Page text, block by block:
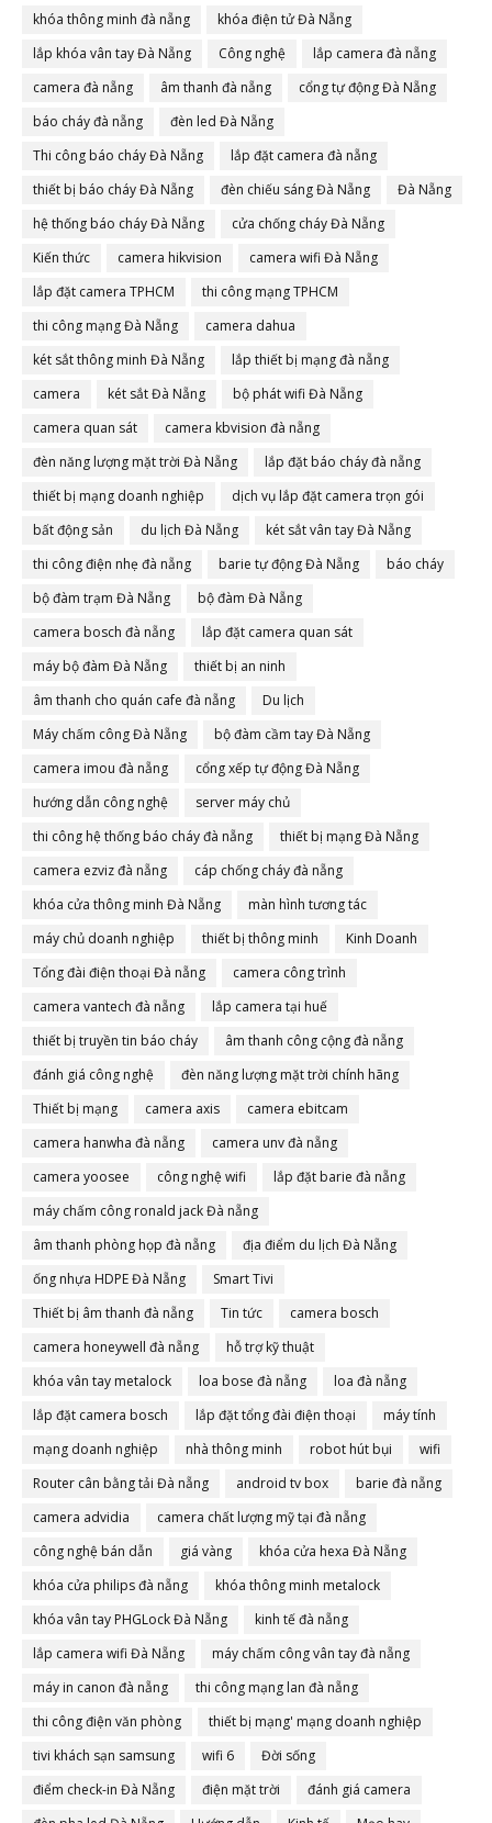
khóa thông minh đà nẵng
khóa điện tử Đà Nẵng
lắp khóa vân tay Đà Nẵng
Công nghệ
lắp camera đà nẵng
camera đà nẵng
âm thanh đà nẵng
cổng tự động Đà Nẵng
báo cháy đà nẵng
đèn led Đà Nẵng
Thi công báo cháy Đà Nẵng
lắp đặt camera đà nẵng
thiết bị báo cháy Đà Nẵng
đèn chiếu sáng Đà Nẵng
Đà Nẵng
hệ thống báo cháy Đà Nẵng
cửa chống cháy Đà Nẵng
Kiến thức
camera hikvision
camera wifi Đà Nẵng
lắp đặt camera TPHCM
thi công mạng TPHCM
thi công mạng Đà Nẵng
camera dahua
két sắt thông minh Đà Nẵng
lắp thiết bị mạng đà nẵng
camera
két sắt Đà Nẵng
bộ phát wifi Đà Nẵng
camera quan sát
camera kbvision đà nẵng
đèn năng lượng mặt trời Đà Nẵng
lắp đặt báo cháy đà nẵng
thiết bị mạng doanh nghiệp
dịch vụ lắp đặt camera trọn gói
bất động sản
du lịch Đà Nẵng
két sắt vân tay Đà Nẵng
thi công điện nhẹ đà nẵng
barie tự động Đà Nẵng
báo cháy
bộ đàm trạm Đà Nẵng
bộ đàm Đà Nẵng
camera bosch đà nẵng
lắp đặt camera quan sát
máy bộ đàm Đà Nẵng
thiết bị an ninh
âm thanh cho quán cafe đà nẵng
Du lịch
Máy chấm công Đà Nẵng
bộ đàm cầm tay Đà Nẵng
camera imou đà nẵng
cổng xếp tự động Đà Nẵng
hướng dẫn công nghệ
server máy chủ
thi công hệ thống báo cháy đà nẵng
thiết bị mạng Đà Nẵng
camera ezviz đà nẵng
cáp chống cháy đà nẵng
khóa cửa thông minh Đà Nẵng
màn hình tương tác
máy chủ doanh nghiệp
thiết bị thông minh
Kinh Doanh
Tổng đài điện thoại Đà nẵng
camera công trình
camera vantech đà nẵng
lắp camera tại huế
thiết bị truyền tin báo cháy
âm thanh công cộng đà nẵng
đánh giá công nghệ
đèn năng lượng mặt trời chính hãng
Thiết bị mạng
camera axis
camera ebitcam
camera hanwha đà nẵng
camera unv đà nẵng
camera yoosee
công nghệ wifi
lắp đặt barie đà nẵng
máy chấm công ronald jack Đà nẵng
âm thanh phòng họp đà nẵng
địa điểm du lịch Đà Nẵng
ống nhựa HDPE Đà Nẵng
Smart Tivi
Thiết bị âm thanh đà nẵng
Tin tức
camera bosch
camera honeywell đà nẵng
hỗ trợ kỹ thuật
khóa vân tay metalock
loa bose đà nẵng
loa đà nẵng
lắp đặt camera bosch
lắp đặt tổng đài điện thoại
máy tính
mạng doanh nghiệp
nhà thông minh robot hút bụi
wifi
Router cân bằng tải Đà nẵng
android tv box
barie đà nẵng
camera advidia
camera chất lượng mỹ tại đà nẵng
công nghệ bán dẫn
giá vàng
khóa cửa hexa Đà Nẵng
khóa cửa philips đà nẵng
khóa thông minh metalock
khóa vân tay PHGLock Đà Nẵng
kinh tế đà nẵng
lắp camera wifi Đà Nẵng
máy chấm công vân tay đà nẵng
máy in canon đà nẵng
thi công mạng lan đà nẵng
thi công điện văn phòng
thiết bị mạng' mạng doanh nghiệp
tivi khách sạn samsung
wifi 6
Đời sống
điểm check-in Đà Nẵng
điện mặt trời
đánh giá camera